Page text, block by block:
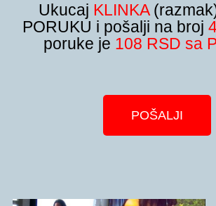
Ukucaj KLINKA
PORUKU i pošalji na broj
poruke je 108 RSD sa
POŠALJI